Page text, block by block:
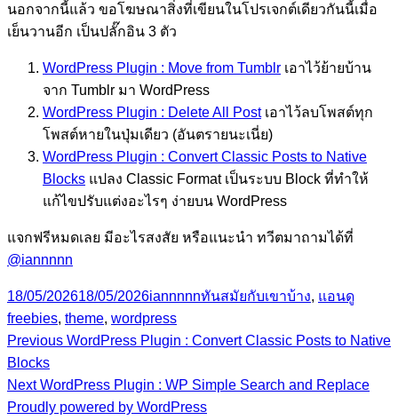
นอกจากนี้แล้ว ขอโฆษณาสิ่งที่เขียนในโปรเจกต์เดียวกันนี้เมื่อ
เย็นวานอีก เป็นปลั๊กอิน 3 ตัว
WordPress Plugin : Move from Tumblr เอาไว้ย้ายบ้าน
จาก Tumblr มา WordPress
WordPress Plugin : Delete All Postเอาไว้ลบโพสต์ทุก
โพสต์หายในปุ่มเดียว (อันตรายนะเนี่ย)
WordPress Plugin : Convert Classic Posts to Native
Blocks แปลง Classic Format เป็นระบบ Block ที่ทำให้
แก้ไขปรับแต่งอะไรๆ ง่ายบน WordPress
แจกฟรีหมดเลย มีอะไรสงสัย หรือแนะนำ ทวีตมาถามได้ที่
@iannnnn
Posted
on
18/05/202618/05/2026Author
iannnnnCategories
ทันสมัยกับเขาบ้าง, แอนดูTags
freebies, theme, wordpress
Post
navigation
Previous Previous
WordPress Plugin : Convert Classic Posts to Native
Blocks
Next Next
post:
WordPress Plugin : WP Simple Search and Replace
Proudly powered by WordPress